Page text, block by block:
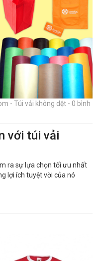
- Túi vải không dệt - 0 bình
với túi vải
ra sự lựa chọn tối ưu nhất
lợi ích tuyệt vời của nó